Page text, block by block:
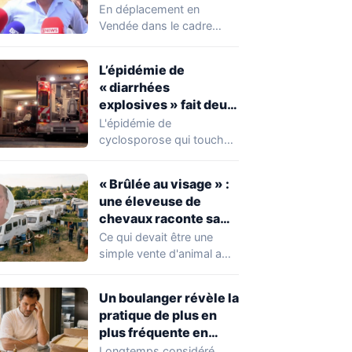
chahuté sur un
campement illégal
En déplacement en
Vendée dans le cadre
occupations…
L’épidémie de
« diarrhées
explosives » fait deux
premiers morts
L'épidémie de
cyclosporose qui touche
aggravation. Les autorités
sanitaires…
« Brûlée au visage » :
une éleveuse de
chevaux raconte sa
violente agression par
des gens du voyage
Ce qui devait être une
simple vente d'animal a
Un boulanger révèle la
pratique de plus en
plus fréquente en